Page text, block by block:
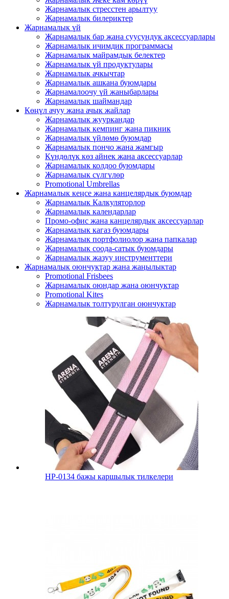
Жарнамалык стресстен арылтуу
Жарнамалык билериктер
Жарнамалык үй
Жарнамалык бар жана суусундук аксессуарлары
Жарнамалык ичимдик программасы
Жарнамалык майрамдык белектер
Жарнамалык үй продуктулары
Жарнамалык ачкычтар
Жарнамалык ашкана буюмдары
Жарнамалоочу үй жаныбарлары
Жарнамалык шаймандар
Көңүл ачуу жана ачык жайлар
Жарнамалык жууркандар
Жарнамалык кемпинг жана пикник
Жарнамалык үйлөмө буюмдар
Жарнамалык пончо жана жамгыр
Күндөлүк көз айнек жана аксессуарлар
Жарнамалык колдоо буюмдары
Жарнамалык сүлгүлөр
Promotional Umbrellas
Жарнамалык кеңсе жана канцелярдык буюмдар
Жарнамалык Калкуляторлор
Жарнамалык календарлар
Промо-офис жана канцелярдык аксессуарлар
Жарнамалык кагаз буюмдары
Жарнамалык портфолиолор жана папкалар
Жарнамалык соода-сатык буюмдары
Жарнамалык жазуу инструменттери
Жарнамалык оюнчуктар жана жаңылыктар
Promotional Frisbees
Жарнамалык оюндар жана оюнчуктар
Promotional Kites
Жарнамалык толтурулган оюнчуктар
HP-0134 бажы каршылык тилкелери